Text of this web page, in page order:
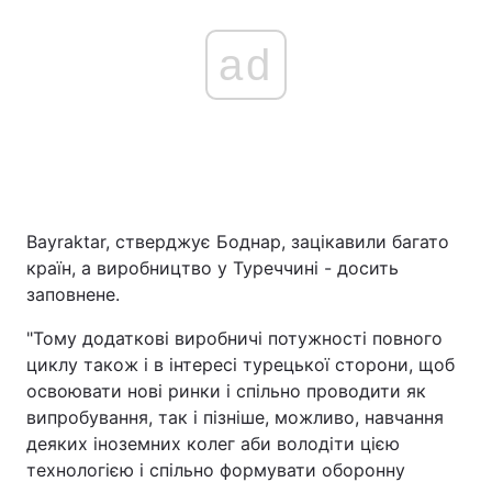
ad
Bayraktar, стверджує Боднар, зацікавили багато
країн, а виробництво у Туреччині - досить
заповнене.
"Тому додаткові виробничі потужності повного
циклу також і в інтересі турецької сторони, щоб
освоювати нові ринки і спільно проводити як
випробування, так і пізніше, можливо, навчання
деяких іноземних колег аби володіти цією
технологією і спільно формувати оборонну